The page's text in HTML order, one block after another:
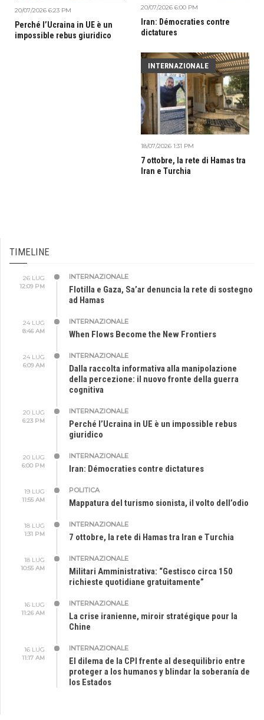
20/07/2026 6:23 PM
Perché l’Ucraina in UE è un
impossible rebus giuridico
20/07/2026 6:00 PM
Iran: Démocraties contre
dictatures
INTERNAZIONALE
18/07/2026 1:31 PM
7 ottobre, la rete di Hamas tra
Iran e Turchia
TIMELINE
26 LUG
12:09 PM
INTERNAZIONALE
Flotilla e Gaza, Sa’ar denuncia la rete di sostegno
ad Hamas
24 LUG
8:46 AM
INTERNAZIONALE
When Flows Become the New Frontiers
24 LUG
6:09 AM
INTERNAZIONALE
Dalla raccolta informativa alla manipolazione
della percezione: il nuovo fronte della guerra
cognitiva
20 LUG
6:23 PM
INTERNAZIONALE
Perché l’Ucraina in UE è un impossible rebus
giuridico
20 LUG
6:00 PM
INTERNAZIONALE
Iran: Démocraties contre dictatures
19 LUG
11:55 AM
POLITICA
Mappatura del turismo sionista, il volto dell’odio
18 LUG
1:31 PM
INTERNAZIONALE
7 ottobre, la rete di Hamas tra Iran e Turchia
18 LUG
10:55 AM
INTERNAZIONALE
Militari Amministrativa: “Gestisco circa 150
richieste quotidiane gratuitamente”
16 LUG
11:26 AM
INTERNAZIONALE
La crise iranienne, miroir stratégique pour la
Chine
16 LUG
11:17 AM
INTERNAZIONALE
El dilema de la CPI frente al desequilibrio entre
proteger a los humanos y blindar la soberanía de
los Estados